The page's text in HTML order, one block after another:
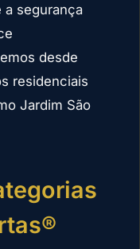
a segurança
desde
residenciais
Jardim São